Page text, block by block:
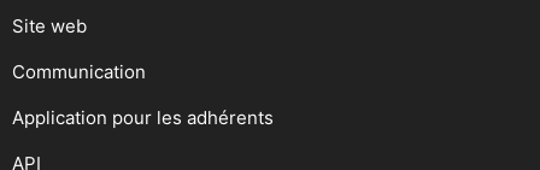
Site web
Communication
Application pour les adhérents
API